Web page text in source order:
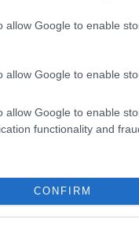
allow Google to enable
allow Google to enable
allow Google to enable
functionality and
CONFIRM
η
26.07.2026
Ανοίγει